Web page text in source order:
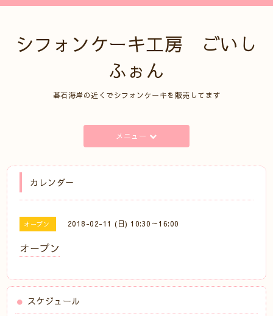
シフォンケーキ工房 ごいし
ふぉん
碁石海岸の近くでシフォンケーキを販売してます
メニュー
カレンダー
オープン 2018-02-11 (日) 10:30～16:00
オープン
スケジュール